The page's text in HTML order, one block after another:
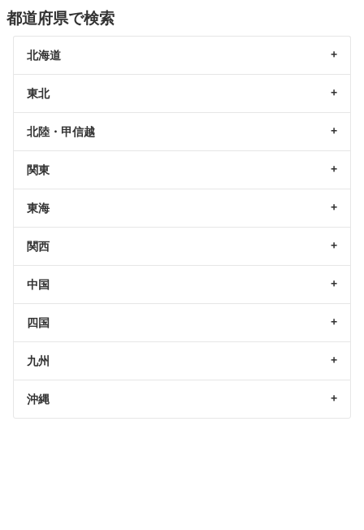
都道府県で検索
北海道
東北
北陸・甲信越
関東
東海
関西
中国
四国
九州
沖縄